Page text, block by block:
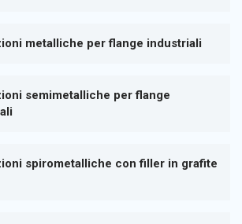
metalliche per flange industriali
semimetalliche per flange
spirometalliche con filler in grafite